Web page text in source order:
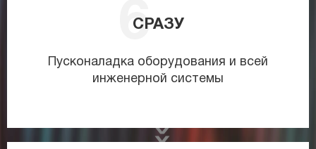
СРАЗУ
Пусконаладка оборудования и всей
инженерной системы